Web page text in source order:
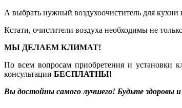
А выбрать нужный воздухоочиститель для
Кстати, очистители воздуха необходимы не
МЫ ДЕЛАЕМ КЛИМАТ!
По всем вопросам приобретения и установки
консультации БЕСПЛАТНЫ!
Вы достойны самого лучшего! Будьте здоровы